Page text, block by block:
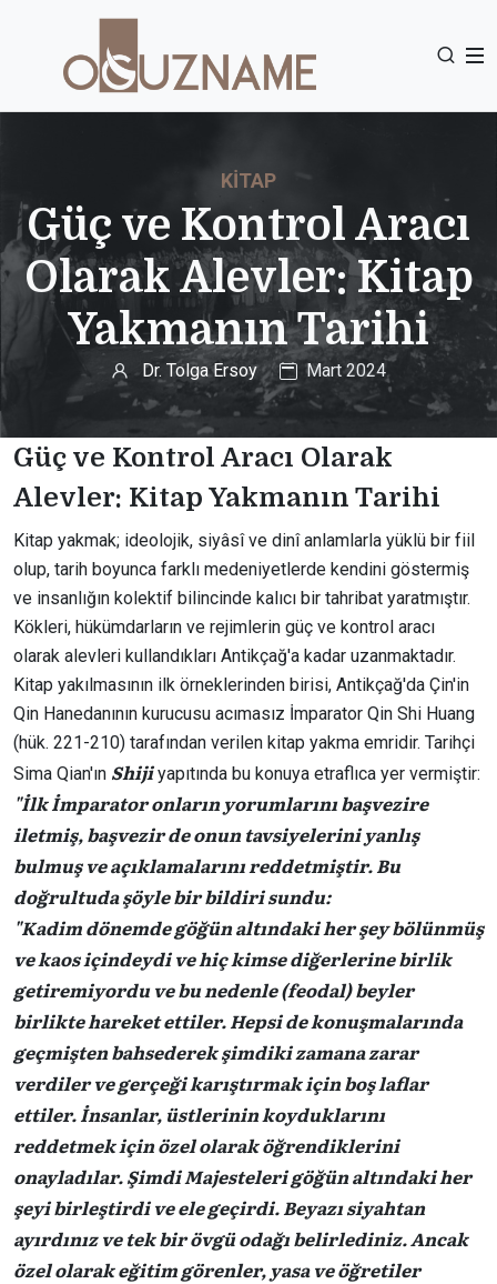
KITAP
Güç ve Kontrol Aracı
Olarak Alevler: Kitap
Yakmanın Tarihi
Dr. Tolga Ersoy Mart 2024
Güç ve Kontrol Aracı Olarak
Alevler: Kitap Yakmanın Tarihi
Kitap yakmak; ideolojik, siyâsî ve dinî anlamlarla yüklü bir fiil
olup, tarih boyunca farklı medeniyetlerde kendini göstermiş
ve insanlığın kolektif bilincinde kalıcı bir tahribat yaratmıştır.
Kökleri, hükümdarların ve rejimlerin güç ve kontrol aracı
olarak alevleri kullandıkları Antikçağ'a kadar uzanmaktadır.
Kitap yakılmasının ilk örneklerinden birisi, Antikçağ'da Çin'in
Qin Hanedanının kurucusu acımasız İmparator Qin Shi Huang
(hük. 221-210) tarafından verilen kitap yakma emridir. Tarihçi
Sima Qian'ın Shijiyapıtında bu konuya etraflıca yer vermiştir:
"İlk İmparator onların yorumlarını başvezire
iletmiş, başvezir de onun tavsiyelerini yanlış
bulmuş ve açıklamalarını reddetmiştir. Bu
doğrultuda şöyle bir bildiri sundu:
"Kadim dönemde göğün altındaki her şey bölünmüş
ve kaos içindeydi ve hiç kimse diğerlerine birlik
getiremiyordu ve bu nedenle (feodal) beyler
birlikte hareket ettiler. Hepsi de konuşmalarında
geçmişten bahsederek şimdiki zamana zarar
verdiler ve gerçeği karıştırmak için boş laflar
ettiler. İnsanlar, üstlerinin koyduklarını
reddetmek için özel olarak öğrendiklerini
onayladılar. Şimdi Majesteleri göğün altındaki her
şeyi birleştirdi ve ele geçirdi. Beyazı siyahtan
ayırdınız ve tek bir övgü odağı belirlediniz. Ancak
özel olarak eğitim görenler, yasa ve öğretiler